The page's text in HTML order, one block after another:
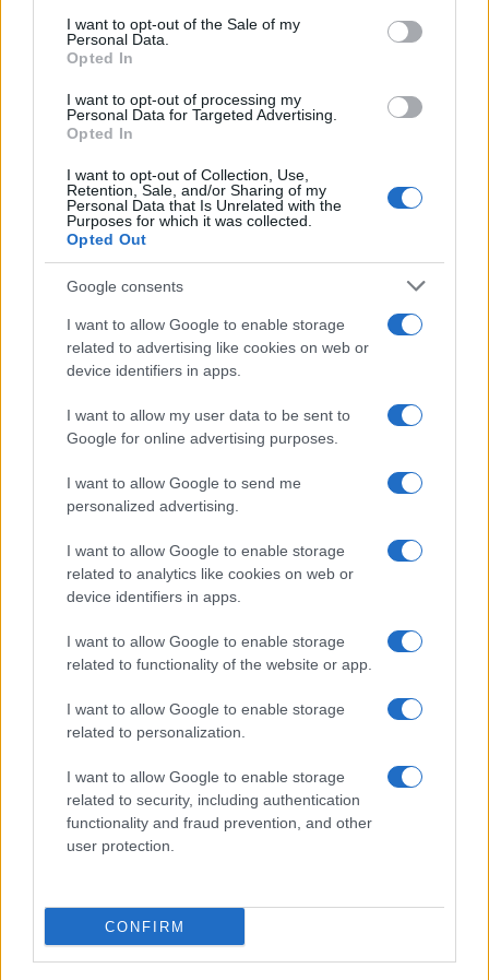
consent section.
I want to opt-out of the Sale of my
Personal Data.
Opted In
I want to opt-out of processing my
Personal Data for Targeted Advertising.
Opted In
I want to opt-out of Collection, Use,
Retention, Sale, and/or Sharing of my
Personal Data that Is Unrelated with the
Purposes for which it was collected.
Opted Out
Google consents
I want to allow Google to enable storage
related to advertising like cookies on web or
device identifiers in apps.
I want to allow my user data to be sent to
Google for online advertising purposes.
I want to allow Google to send me
personalized advertising.
I want to allow Google to enable storage
related to analytics like cookies on web or
device identifiers in apps.
I want to allow Google to enable storage
related to functionality of the website or app.
I want to allow Google to enable storage
related to personalization.
I want to allow Google to enable storage
related to security, including authentication
functionality and fraud prevention, and other
user protection.
CONFIRM
Continua a leggere
Rugby: All Blacks e Stormers si sfidano a Capetown